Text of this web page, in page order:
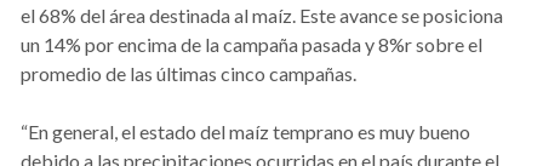
el 68% del área destinada al maíz. Este avance se posiciona
un 14% por encima de la campaña pasada y 8%r sobre el
promedio de las últimas cinco campañas.
“En general, el estado del maíz temprano es muy bueno
debido a las precipitaciones ocurridas en el país durante el